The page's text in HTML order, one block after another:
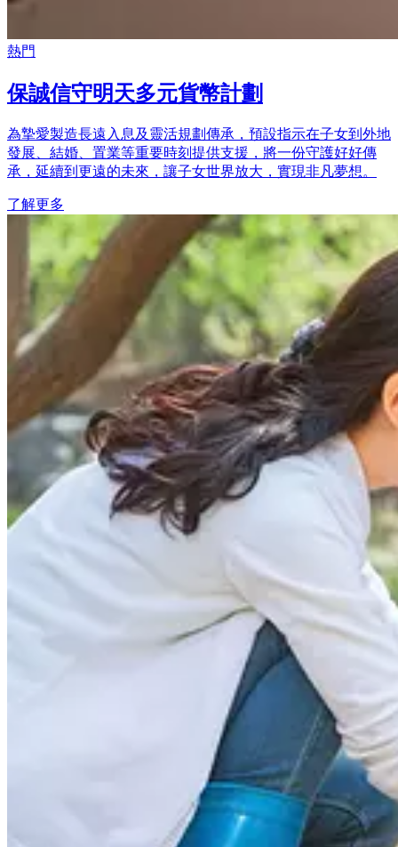
熱門
保誠信守明天多元貨幣計劃
為摯愛製造長遠入息及靈活規劃傳承，預設指示在子女到外地
發展、結婚、置業等重要時刻提供支援，將一份守護好好傳
承，延續到更遠的未來，讓子女世界放大，實現非凡夢想。
了解更多